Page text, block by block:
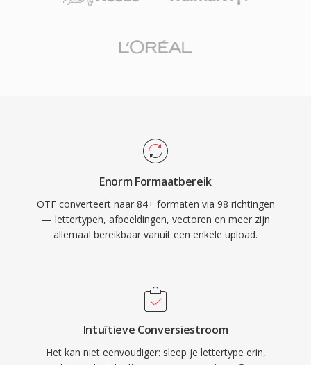
Enorm Formaatbereik
OTF converteert naar 84+ formaten via 98 richtingen
— lettertypen, afbeeldingen, vectoren en meer zijn
allemaal bereikbaar vanuit een enkele upload.
Intuïtieve Conversiestroom
Het kan niet eenvoudiger: sleep je lettertype erin,